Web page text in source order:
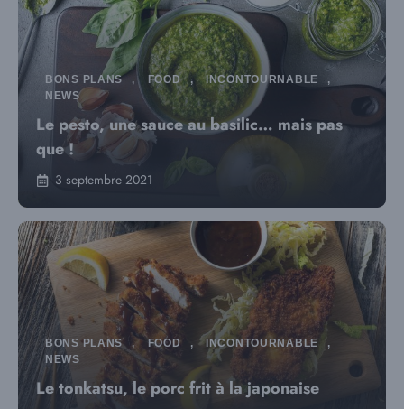
BONS PLANS , FOOD , INCONTOURNABLE
,
NEWS
Le pesto, une sauce au basilic… mais pas
que !
3 septembre 2021
BONS PLANS , FOOD , INCONTOURNABLE
,
NEWS
Le tonkatsu, le porc frit à la japonaise